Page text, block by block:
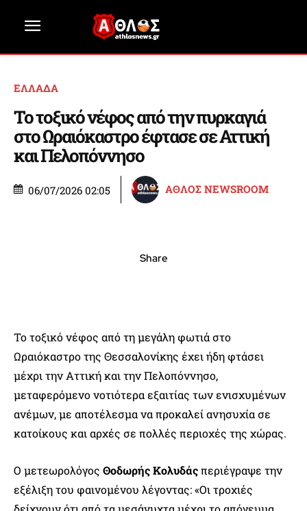
ΕΛΛΑΔΑ
Το τοξικό νέφος από την πυρκαγιά
στο Ωραιόκαστρο έφτασε σε Αττική
και Πελοπόννησο
06/07/2026 02:05 ΑΘΛΟΣ NEWSROOM
Share
Το τοξικό νέφος από τη μεγάλη φωτιά στο
Ωραιόκαστρο της Θεσσαλονίκης έχει ήδη φτάσει
μέχρι την Αττική και την Πελοπόννησο,
μεταφερόμενο νοτιότερα εξαιτίας των ενισχυμένων
ανέμων, με αποτέλεσμα να προκαλεί ανησυχία σε
κατοίκους και αρχές σε πολλές περιοχές της χώρας.
Ο μετεωρολόγος Θοδωρής Κολυδάςπεριέγραψε την
εξέλιξη του φαινομένου λέγοντας: «Οι τροχιές